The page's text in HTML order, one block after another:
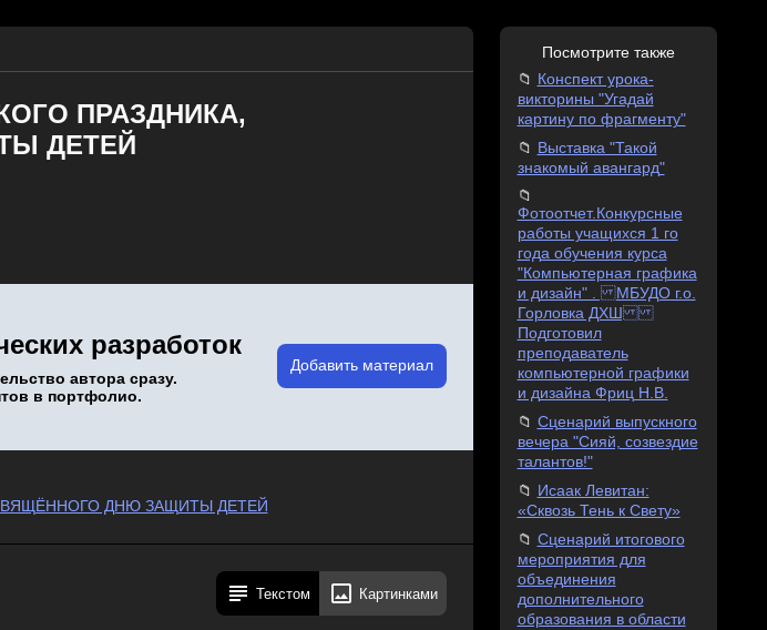
ПРАЗДНИКА,
ДЕТЕЙ
разработок
автора сразу.
в портфолио.
Добавить материал
ДНЮ ЗАЩИТЫ ДЕТЕЙ
Текстом Картинками
Посмотрите также
Конспект урока-
викторины "Угадай
картину по фрагменту"
Выставка "Такой
знакомый авангард"
Фотоотчет.Конкурсные
работы учащихся 1 го
года обучения курса
"Компьютерная графика
и дизайн" . МБУДО г.о.
Горловка ДХШ
Подготовил
преподаватель
компьютерной графики
и дизайна Фриц Н.В.
Сценарий выпускного
вечера "Сияй, созвездие
талантов!"
Исаак Левитан:
«Сквозь Тень к Свету»
Сценарий итогового
мероприятия для
объединения
дополнительного
образования в области